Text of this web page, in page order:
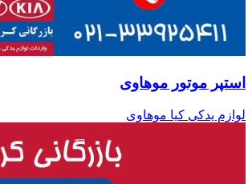
استپر موتور موهاوی
لوازم یدکی کیا موهاوی